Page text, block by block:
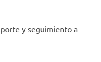
y seguimiento a